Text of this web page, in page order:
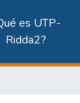
es UTP-
Ridda2?